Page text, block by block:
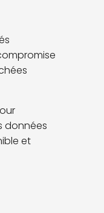
données
et